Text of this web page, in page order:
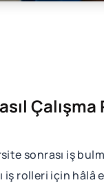
sonrası iş
iş rolleri için